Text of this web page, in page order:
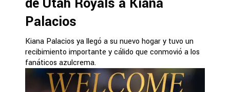
Palacios
Kiana Palacios ya llegó a su nuevo hogar y tuvo un
recibimiento importante y cálido que conmovió a los
fanáticos azulcrema.